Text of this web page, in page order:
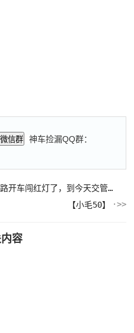
信群
神车捡漏QQ群：
两个星期过去了，上次因为修路开车闯红灯了，到今天交管app也没有扣分信息
【小毛50】
容